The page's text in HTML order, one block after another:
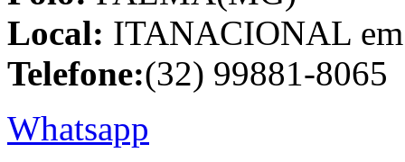
Local: ITANACIONAL
Telefone:(32) 99881-8065
Whatsapp